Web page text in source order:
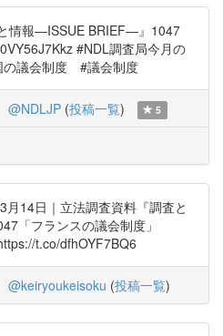
情報―ISSUE BRIEF―』1047
#NDL調査局今月の
の議会制度 #議会制度
@NDLJP (投稿一覧) 5
月14日｜立法調査資料『調査と
「フランスの議会制度」
t.co/dfhOYF7BQ6
@keiryoukeisoku (投稿一覧)